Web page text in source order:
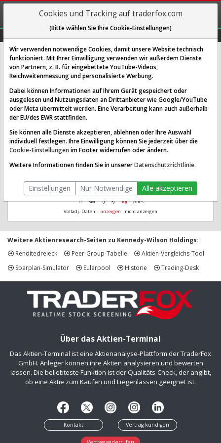
REGIS-
TRIEREN
Kennedy-Wilson Holdings Inc.
[KW | WKN A0YFMB | ISIN US4893981070]
Aus 1.000
wurden seit 2007
2.167,21
Ø Performance
letzte 10 Jahre
-1,76 %
1T 3M 1J 3J 10J
Alles
Volladj. Daten:
anzeigen nicht anzeigen
Weitere Aktienresearch-Seiten zu Kennedy-Wilson Holdings:
Renditedreieck
Peer-Group-Tabelle
Aktien-Vergleichs-Tool
Sparplan-Simulator
Eulerpool Historie Trading-Desk
Über das Aktien-Terminal
Das Aktien-Terminal ist eine Aktienanalyse-Plattform der TraderFox
GmbH. Anleger können ihre Aktien analysieren und bewerten
lassen. Die beliebteste Funktion ist der Qualitäts-Check, der angibt,
ob eine Aktie zum Kaufen und Liegenlassen geeignet ist.
Kontakt Vertrag kündigen
Cookies und Tracking auf traderfox.com
(Bitte wählen Sie Ihre Cookie-Einstellungen)
Wir verwenden notwendige Cookies, damit unsere Website technisch
funktioniert. Mit Ihrer Einwilligung verwenden wir außerdem Dienste
von Partnern, z. B. für eingebettete YouTube-Videos,
Reichweitenmessung und personalisierte Werbung.
Dabei können Informationen auf Ihrem Gerät gespeichert oder
ausgelesen und Nutzungsdaten an Drittanbieter wie Google/YouTube
oder Meta übermittelt werden. Eine Verarbeitung kann auch außerhalb
der EU/des EWR stattfinden.
Sie können alle Dienste akzeptieren, ablehnen oder Ihre Auswahl
individuell festlegen. Ihre Einwilligung können Sie jederzeit über die
Cookie-Einstellungen im Footer widerrufen oder ändern.
Weitere Informationen finden Sie in unsererDatenschutzrichtlinie.
Einstellungen Nur Notwendige Alle akzeptieren